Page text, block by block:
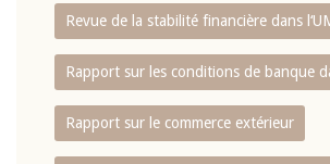
Revue de la stabilité financière dans
Rapport sur les conditions de banque
Rapport sur le commerce extérieur